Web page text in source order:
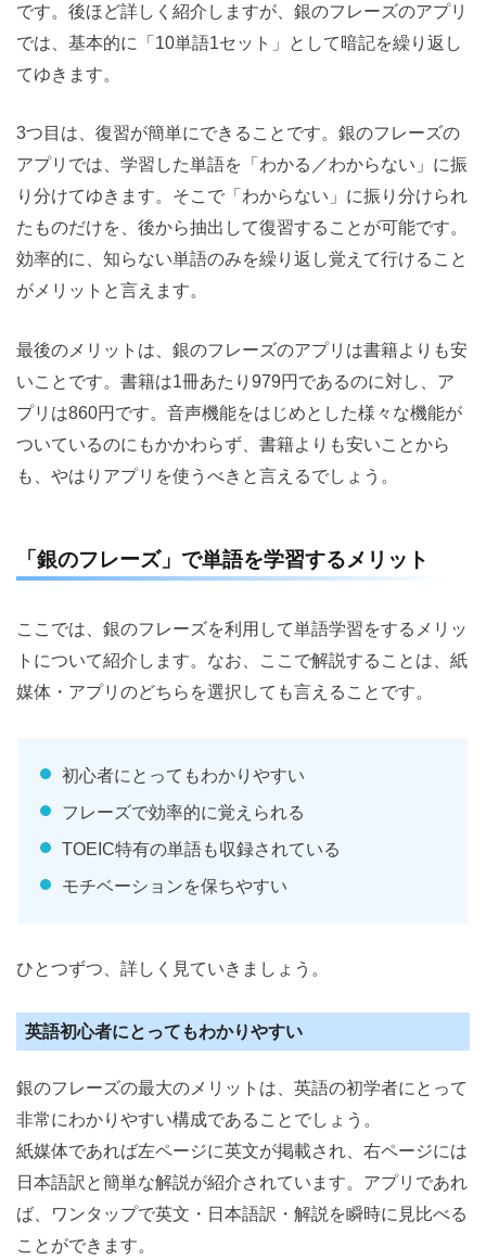
です。後ほど詳しく紹介しますが、銀のフレーズのアプリ
では、基本的に「10単語1セット」として暗記を繰り返し
てゆきます。
3つ目は、復習が簡単にできることです。銀のフレーズの
アプリでは、学習した単語を「わかる／わからない」に振
り分けてゆきます。そこで「わからない」に振り分けられ
たものだけを、後から抽出して復習することが可能です。
効率的に、知らない単語のみを繰り返し覚えて行けること
がメリットと言えます。
最後のメリットは、銀のフレーズのアプリは書籍よりも安
いことです。書籍は1冊あたり979円であるのに対し、ア
プリは860円です。音声機能をはじめとした様々な機能が
ついているのにもかかわらず、書籍よりも安いことから
も、やはりアプリを使うべきと言えるでしょう。
「銀のフレーズ」で単語を学習するメリット
ここでは、銀のフレーズを利用して単語学習をするメリッ
トについて紹介します。なお、ここで解説することは、紙
媒体・アプリのどちらを選択しても言えることです。
初心者にとってもわかりやすい
フレーズで効率的に覚えられる
TOEIC特有の単語も収録されている
モチベーションを保ちやすい
ひとつずつ、詳しく見ていきましょう。
英語初心者にとってもわかりやすい
銀のフレーズの最大のメリットは、英語の初学者にとって
非常にわかりやすい構成であることでしょう。
紙媒体であれば左ページに英文が掲載され、右ページには
日本語訳と簡単な解説が紹介されています。アプリであれ
ば、ワンタップで英文・日本語訳・解説を瞬時に見比べる
ことができます。